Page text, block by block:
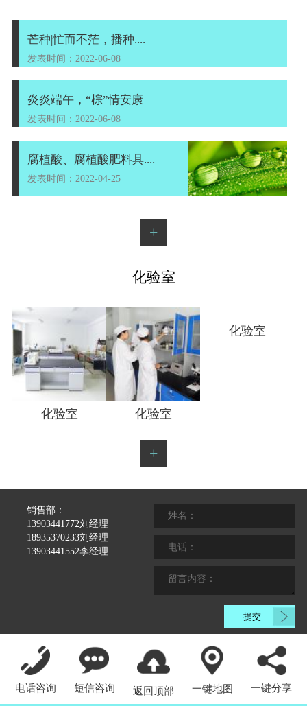
芒种|忙而不茫，播种....
发表时间：2022-06-08
炎炎端午，“棕”情安康
发表时间：2022-06-08
腐植酸、腐植酸肥料具....
发表时间：2022-04-25
+
化验室
化验室 化验室
+
销售部：
13903441772刘经理
18935370233刘经理
13903441552李经理
电话咨询 短信咨询 返回顶部 一键地图 一键分享